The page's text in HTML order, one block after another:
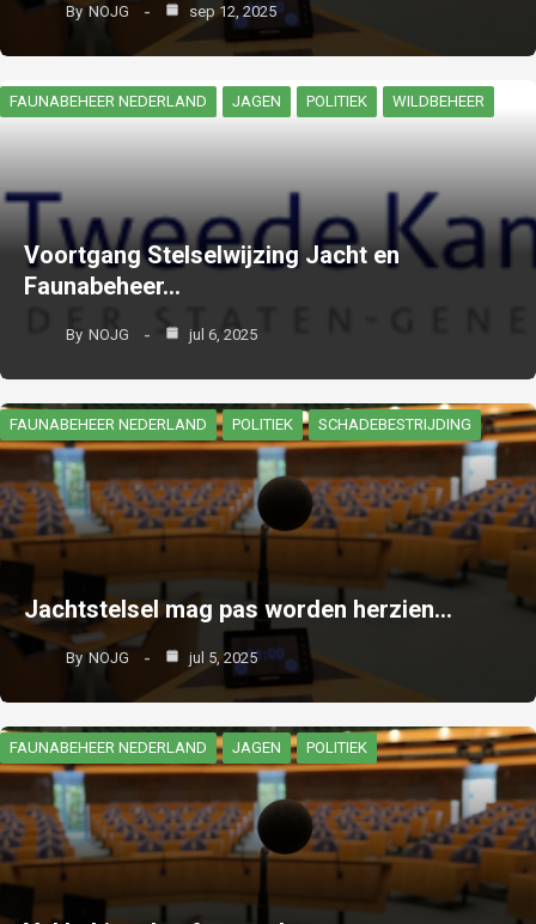
By NOJG sep 12, 2025
FAUNABEHEER NEDERLAND JAGEN POLITIEK WILDBEHEER
Voortgang Stelselwijzing Jacht en
Faunabeheer…
By NOJG jul 6, 2025
FAUNABEHEER NEDERLAND POLITIEK SCHADEBESTRIJDING
Jachtstelsel mag pas worden herzien…
By NOJG jul 5, 2025
FAUNABEHEER NEDERLAND JAGEN POLITIEK